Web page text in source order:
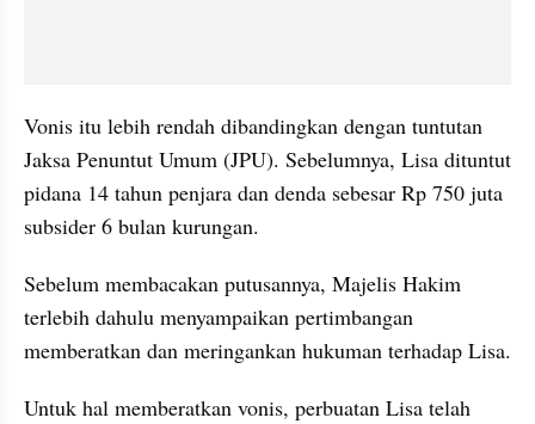
Vonis itu lebih rendah dibandingkan dengan tuntutan
Jaksa Penuntut Umum (JPU). Sebelumnya, Lisa dituntut
pidana 14 tahun penjara dan denda sebesar Rp 750 juta
subsider 6 bulan kurungan.
Sebelum membacakan putusannya, Majelis Hakim
terlebih dahulu menyampaikan pertimbangan
memberatkan dan meringankan hukuman terhadap Lisa.
Untuk hal memberatkan vonis, perbuatan Lisa telah